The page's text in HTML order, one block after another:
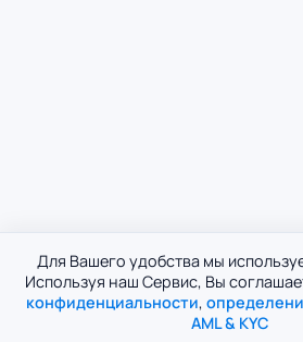
Для Вашего удобства мы
Используя наш Сервис, Вы
конфиденциальности,
AML & KYC